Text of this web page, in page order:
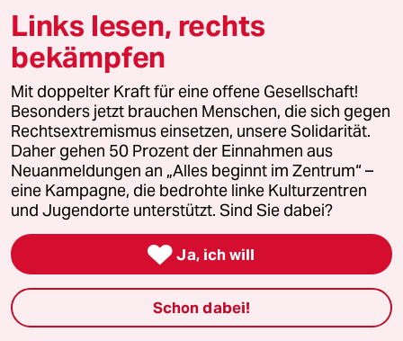
Nahost-Konflikt
Verlag
Aktuelles
Hausblog
Die Seitenwende
Links lesen, rechts
bekämpfen
Mit doppelter Kraft für eine offene Gesellschaft!
Besonders jetzt brauchen Menschen, die sich gegen
Rechtsextremismus einsetzen, unsere Solidarität.
Daher gehen 50 Prozent der Einnahmen aus
Neuanmeldungen an „Alles beginnt im Zentrum“ –
eine Kampagne, die bedrohte linke Kulturzentren
und Jugendorte unterstützt. Sind Sie dabei?
 Ja, ich will
Schon dabei!